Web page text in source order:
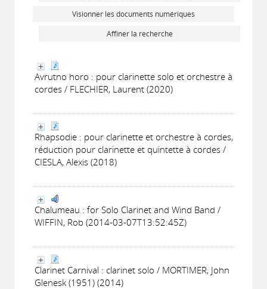
Visionner les documents numériques
Affiner la recherche
Avrutno horo : pour clarinette solo et orchestre à
cordes / FLECHIER, Laurent (2020)
Rhapsodie : pour clarinette et orchestre à cordes,
réduction pour clarinette et quintette à cordes /
CIESLA, Alexis (2018)
Chalumeau : for Solo Clarinet and Wind Band /
WIFFIN, Rob (2014-03-07T13:52:45Z)
Clarinet Carnival : clarinet solo / MORTIMER, John
Glenesk (1951) (2014)